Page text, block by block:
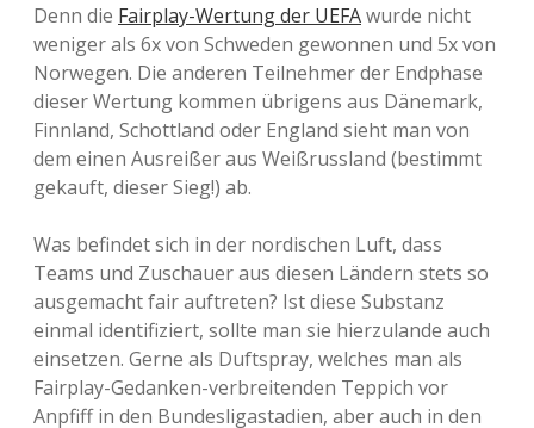
Sparta Prag
Spartak
Moskau
5:2
FC Valencia – Lazio Rom 5:2
Rosenborg
Deportivo La
Coruna
–
Paris St.
Germain
4:3
Celtic – Juventus 4:3
Denn die Fairplay-Wertung der UEFAwurde nicht
weniger als 6x von Schweden gewonnen und 5x von
Norwegen. Die anderen Teilnehmer der Endphase
dieser Wertung kommen übrigens aus Dänemark,
Finnland, Schottland oder England sieht man von
dem einen Ausreißer aus Weißrussland (bestimmt
gekauft, dieser Sieg!) ab.
Was befindet sich in der nordischen Luft, dass
Teams und Zuschauer aus diesen Ländern stets so
ausgemacht fair auftreten? Ist diese Substanz
einmal identifiziert, sollte man sie hierzulande auch
einsetzen. Gerne als Duftspray, welches man als
Fairplay-Gedanken-verbreitenden Teppich vor
Anpfiff in den Bundesligastadien, aber auch in den